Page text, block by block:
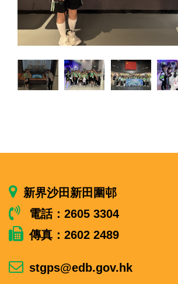
新界沙田新田圍邨
電話：2605 3304
傳真：2602 2489
stgps@edb.gov.hk